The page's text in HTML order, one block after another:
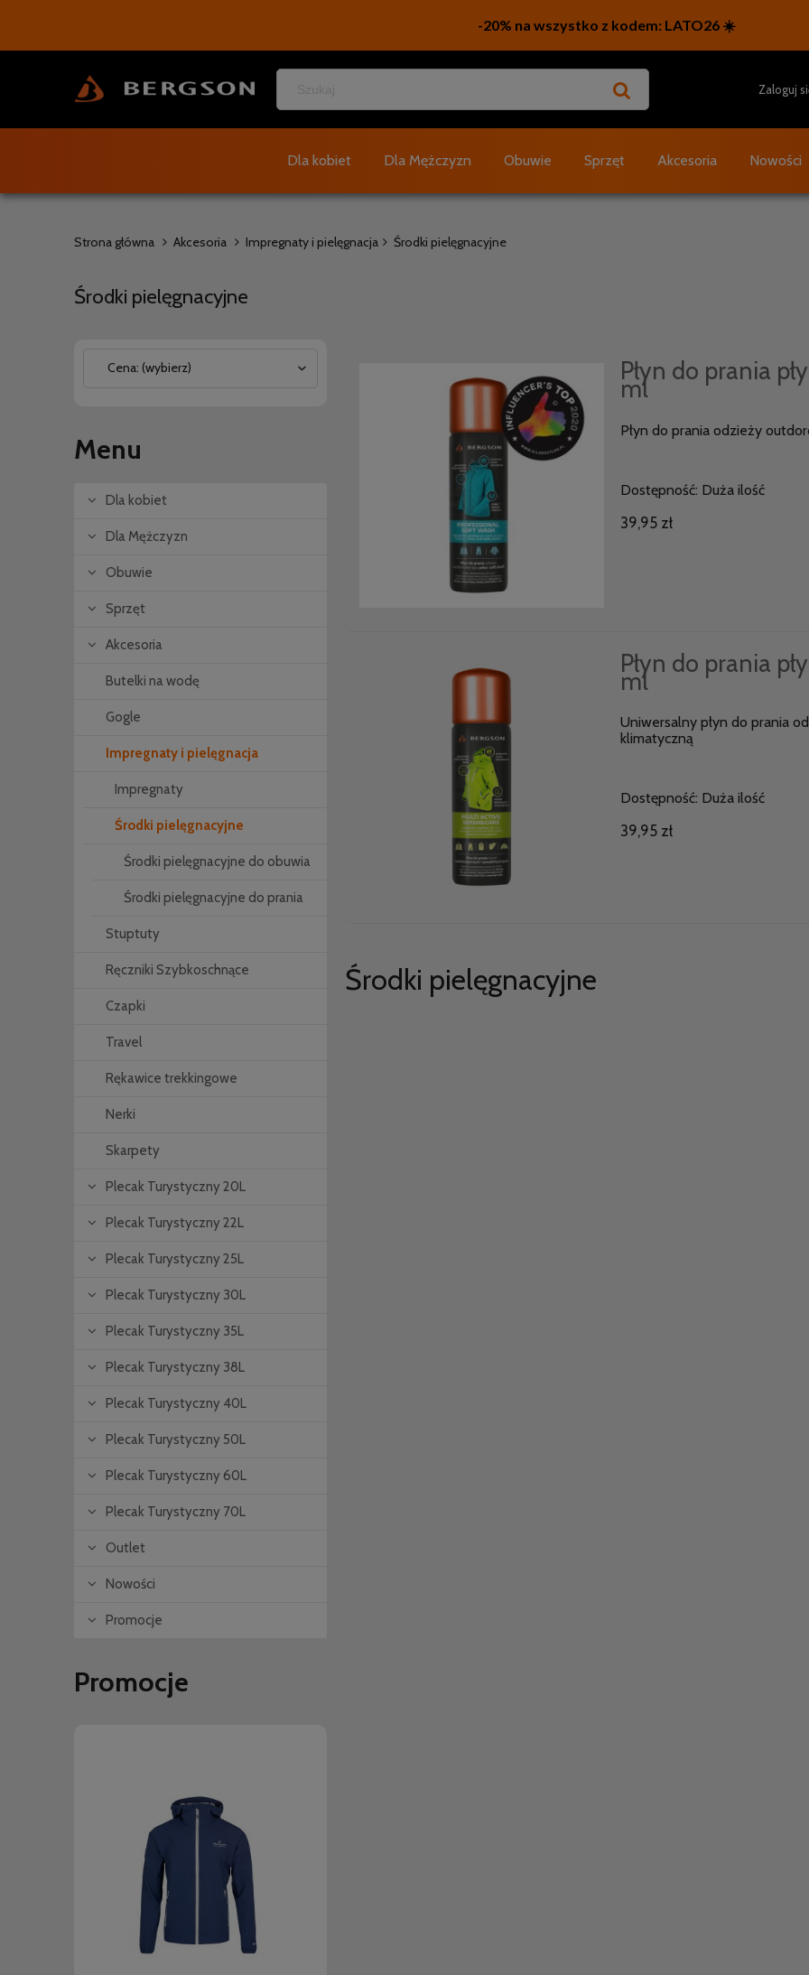
Zaloguj
Dla kobiet Dla Mężczyzn Obuwie Sprzęt Akcesoria Nowości
Strona główna Akcesoria Impregnaty i pielęgnacja Środki pielęgnacyjne
Środki pielęgnacyjne
Cena: (wybierz)
Menu
Dla kobiet
Dla Mężczyzn
Obuwie
Sprzęt
Akcesoria
Butelki na wodę
Gogle
Impregnaty i pielęgnacja
Impregnaty
Środki pielęgnacyjne
Środki pielęgnacyjne do obuwia
Środki pielęgnacyjne do prania
Stuptuty
Ręczniki Szybkoschnące
Czapki
Travel
Rękawice trekkingowe
Nerki
Skarpety
Plecak Turystyczny 20L
Plecak Turystyczny 22L
Plecak Turystyczny 25L
Plecak Turystyczny 30L
Plecak Turystyczny 35L
Plecak Turystyczny 38L
Plecak Turystyczny 40L
Plecak Turystyczny 50L
Plecak Turystyczny 60L
Plecak Turystyczny 70L
Outlet
Nowości
Promocje
Promocje
do koszyka
Płyn do prania
ml
Płyn do prania odzieży
Dostępność: Duża ilość
39,95 zł
Płyn do prania
ml
Uniwersalny płyn do prania
klimatyczną
Dostępność: Duża ilość
39,95 zł
Środki pielęgnacyjne